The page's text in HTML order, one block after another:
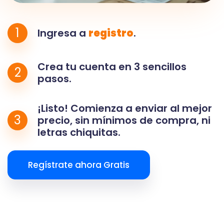
1 Ingresa a registro.
2
Crea tu cuenta en 3 sencillos
pasos.
3
¡Listo! Comienza a enviar al mejor
precio, sin mínimos de compra, ni
letras chiquitas.
Regístrate ahora Gratis